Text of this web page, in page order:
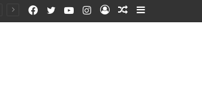
Sidebar
Random
Log
Instagram
YouTube
Twitter
Facebook